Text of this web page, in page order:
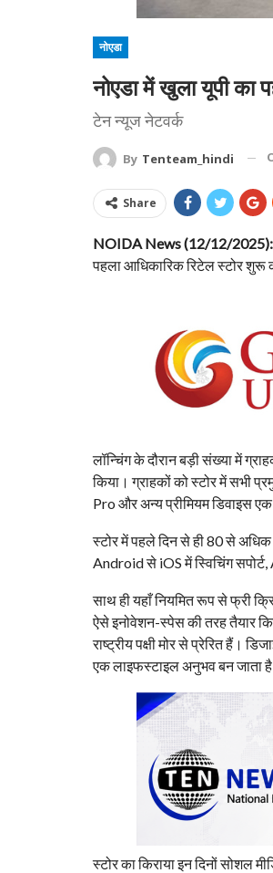
नोएडा
नोएडा में खुला यूपी का
टेन न्यूज नेटवर्क
By Tenteam_hindi
Share
NOIDA News (12/12/2025):
पहला आधिकारिक रिटेल स्टोर शुरू
लॉन्चिंग के दौरान बड़ी संख्या में
किया। ग्राहकों को स्टोर में
Pro और अन्य प्रीमियम डिवाइस
स्टोर में पहले दिन से ही 80 से
Android से iOS में स्विचिंग
साथ ही यहाँ नियमित रूप से फ्री
ऐसे इनोवेशन-स्पेस की तरह तैयार
राष्ट्रीय पक्षी मोर से प्रेरित हैं।
एक लाइफस्टाइल अनुभव बन जाता
स्टोर का किराया इन दिनों सोशल